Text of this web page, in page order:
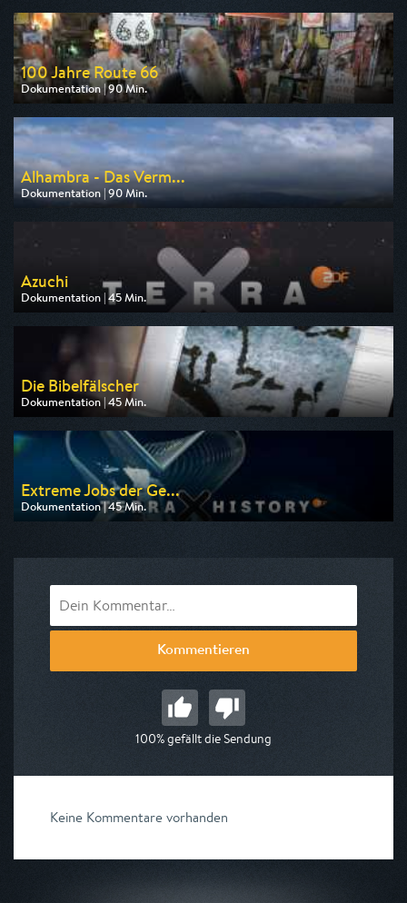
100 Jahre Route 66
Dokumentation | 90 Min.
Ausgestrahlt von arte
am 13.08.2026, 20:15
Alhambra - Das Verm...
Dokumentation | 90 Min.
Ausgestrahlt von arte
am 08.08.2026, 20:15
Azuchi
Dokumentation | 45 Min.
Ausgestrahlt von ZDF
am 09.08.2026, 19:30
Die Bibelfälscher
Dokumentation | 45 Min.
Ausgestrahlt von arte
am 11.08.2026, 20:15
Extreme Jobs der Ge...
Dokumentation | 45 Min.
Ausgestrahlt von ZDF
Kommentieren
100% gefällt die Sendung
Keine Kommentare vorhanden